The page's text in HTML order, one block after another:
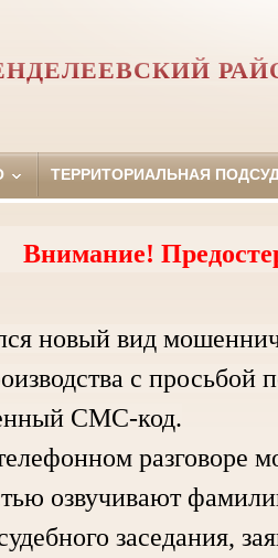
ТЕРРИТОРИАЛЬНАЯ
Внимание!
новый вид
с просьбой
СМС-код.
разговоре
озвучивают
заседания,